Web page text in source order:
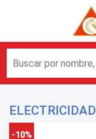
ELECTRICIDAD
-10%